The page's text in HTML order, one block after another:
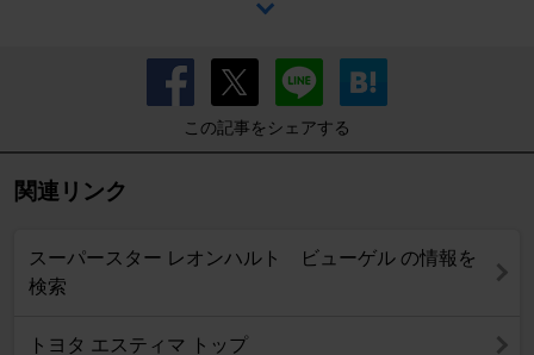
この記事をシェアする
関連リンク
スーパースター レオンハルト ビューゲル の情報を
検索
トヨタ エスティマ トップ